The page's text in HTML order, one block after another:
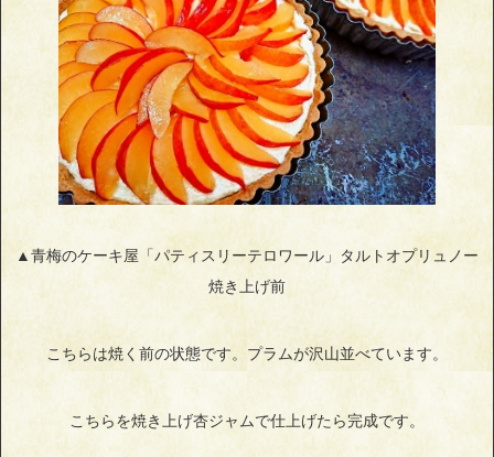
▲青梅のケーキ屋「パティスリーテロワール」タルトオプリュノー
焼き上げ前
こちらは焼く前の状態です。プラムが沢山並べています。
こちらを焼き上げ杏ジャムで仕上げたら完成です。